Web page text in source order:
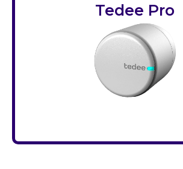
Tedee Pro